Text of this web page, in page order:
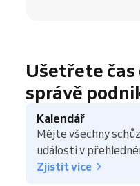
Ušetřete
správě
Kalendář
Mějte všechny
události v
Zjistit více